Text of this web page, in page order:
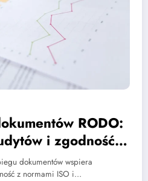
RODO:
i zgodność
dokumentów wspiera
z normami ISO i…